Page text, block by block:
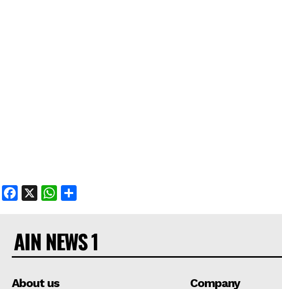
Facebook
X WhatsApp
AIN NEWS 1
About us Company